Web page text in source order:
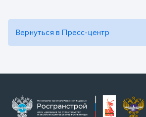
Вернуться в Пресс-центр